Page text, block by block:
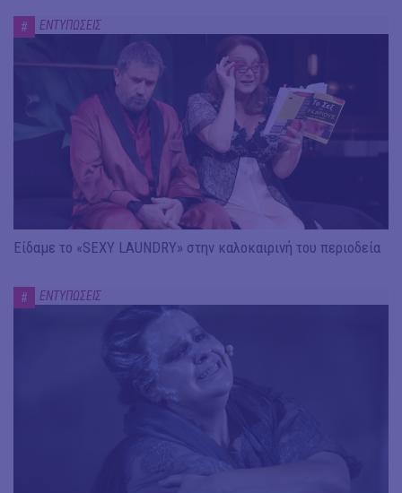
# ΕΝΤΥΠΩΣΕΙΣ
Είδαμε το «SEXY LAUNDRY» στην καλοκαιρινή του περιοδεία
# ΕΝΤΥΠΩΣΕΙΣ